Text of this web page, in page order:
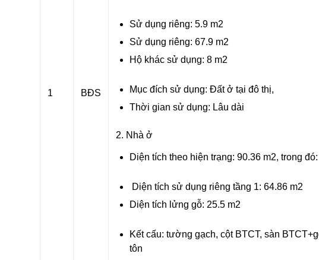
1 BĐS
Sử dụng riêng: 5.9 m2
Sử dụng riêng: 67.9 m2
Hộ khác sử dụng: 8 m2
Mục đích sử dụng: Đất ở tại đô thị,
Thời gian sử dụng: Lâu dài
2. Nhà ở
Diện tích theo hiện trạng: 90.36 m2, trong đó:
Diện tích sử dụng riêng tầng 1: 64.86 m2
Diện tích lửng gỗ: 25.5 m2
Kết cấu: tường gạch, cột BTCT, sàn
tôn